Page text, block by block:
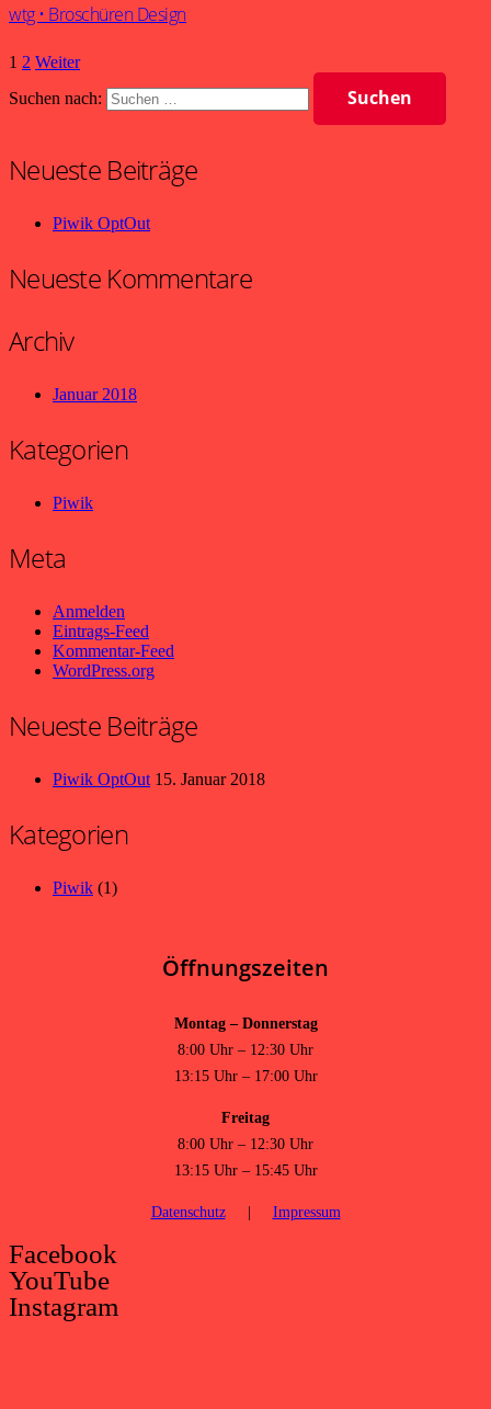
wtg • Broschüren Design
1 2 Weiter
Suchen nach:
Neueste Beiträge
Piwik OptOut
Neueste Kommentare
Archiv
Januar 2018
Kategorien
Piwik
Meta
Anmelden
Eintrags-Feed
Kommentar-Feed
WordPress.org
Neueste Beiträge
Piwik OptOut 15. Januar 2018
Kategorien
Piwik (1)
Öffnungszeiten
Montag – Donnerstag
8:00 Uhr – 12:30 Uhr
13:15 Uhr – 17:00 Uhr
Freitag
8:00 Uhr – 12:30 Uhr
13:15 Uhr – 15:45 Uhr
Datenschutz| Impressum
Facebook
YouTube
Instagram